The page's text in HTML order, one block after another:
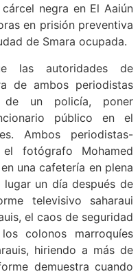
negra en El Aaiún
en prisión preventiva
de Smara ocupada.
las autoridades de
de ambos periodistas
de un policía, poner
público en el
Ambos periodistas-
fotógrafo Mohamed
una cafetería en plena
un día después de
televisivo saharaui
el caos de seguridad
colonos marroquíes
hiriendo a más de
demuestra cuando